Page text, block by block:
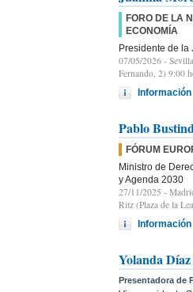
FORO DE LA
ECONOMÍA
Presidente de la
07/05/2026 -
Fernando, 2) 9:00
Pablo
FÓRUM
Ministro de
y Agenda 2030
27/11/2025 -
Ritz (Plaza de la
Yolanda
Presentadora de